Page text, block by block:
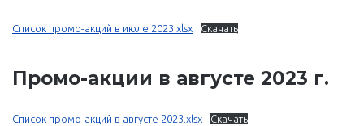
Список промо-акций в июле 2023.xlsx Скачать
Промо-акции в августе 2023 г.
Список промо-акций в августе 2023.xlsx Скачать